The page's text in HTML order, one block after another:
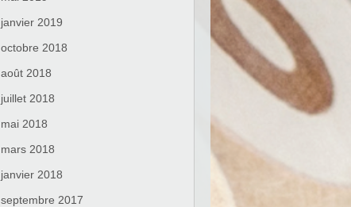
janvier 2019
octobre 2018
août 2018
juillet 2018
mai 2018
mars 2018
janvier 2018
septembre 2017